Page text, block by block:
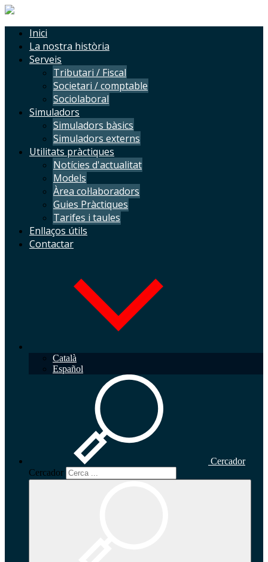
Inici
La nostra història
Serveis
Tributari / Fiscal
Societari / comptable
Sociolaboral
Simuladors
Simuladors bàsics
Simuladors externs
Utilitats pràctiques
Notícies d'actualitat
Models
Àrea col·laboradors
Guies Pràctiques
Tarifes i taules
Enllaços útils
Contactar
Català
Español
Cercador
Cercador